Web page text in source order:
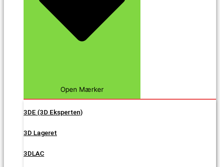
Open Mærker
3DE (3D Eksperten)
3D Lageret
3DLAC